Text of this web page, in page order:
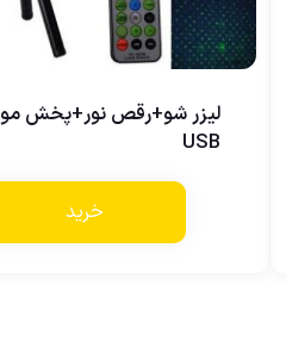
لیزر شو+رقص نور+پخش
USB
خرید